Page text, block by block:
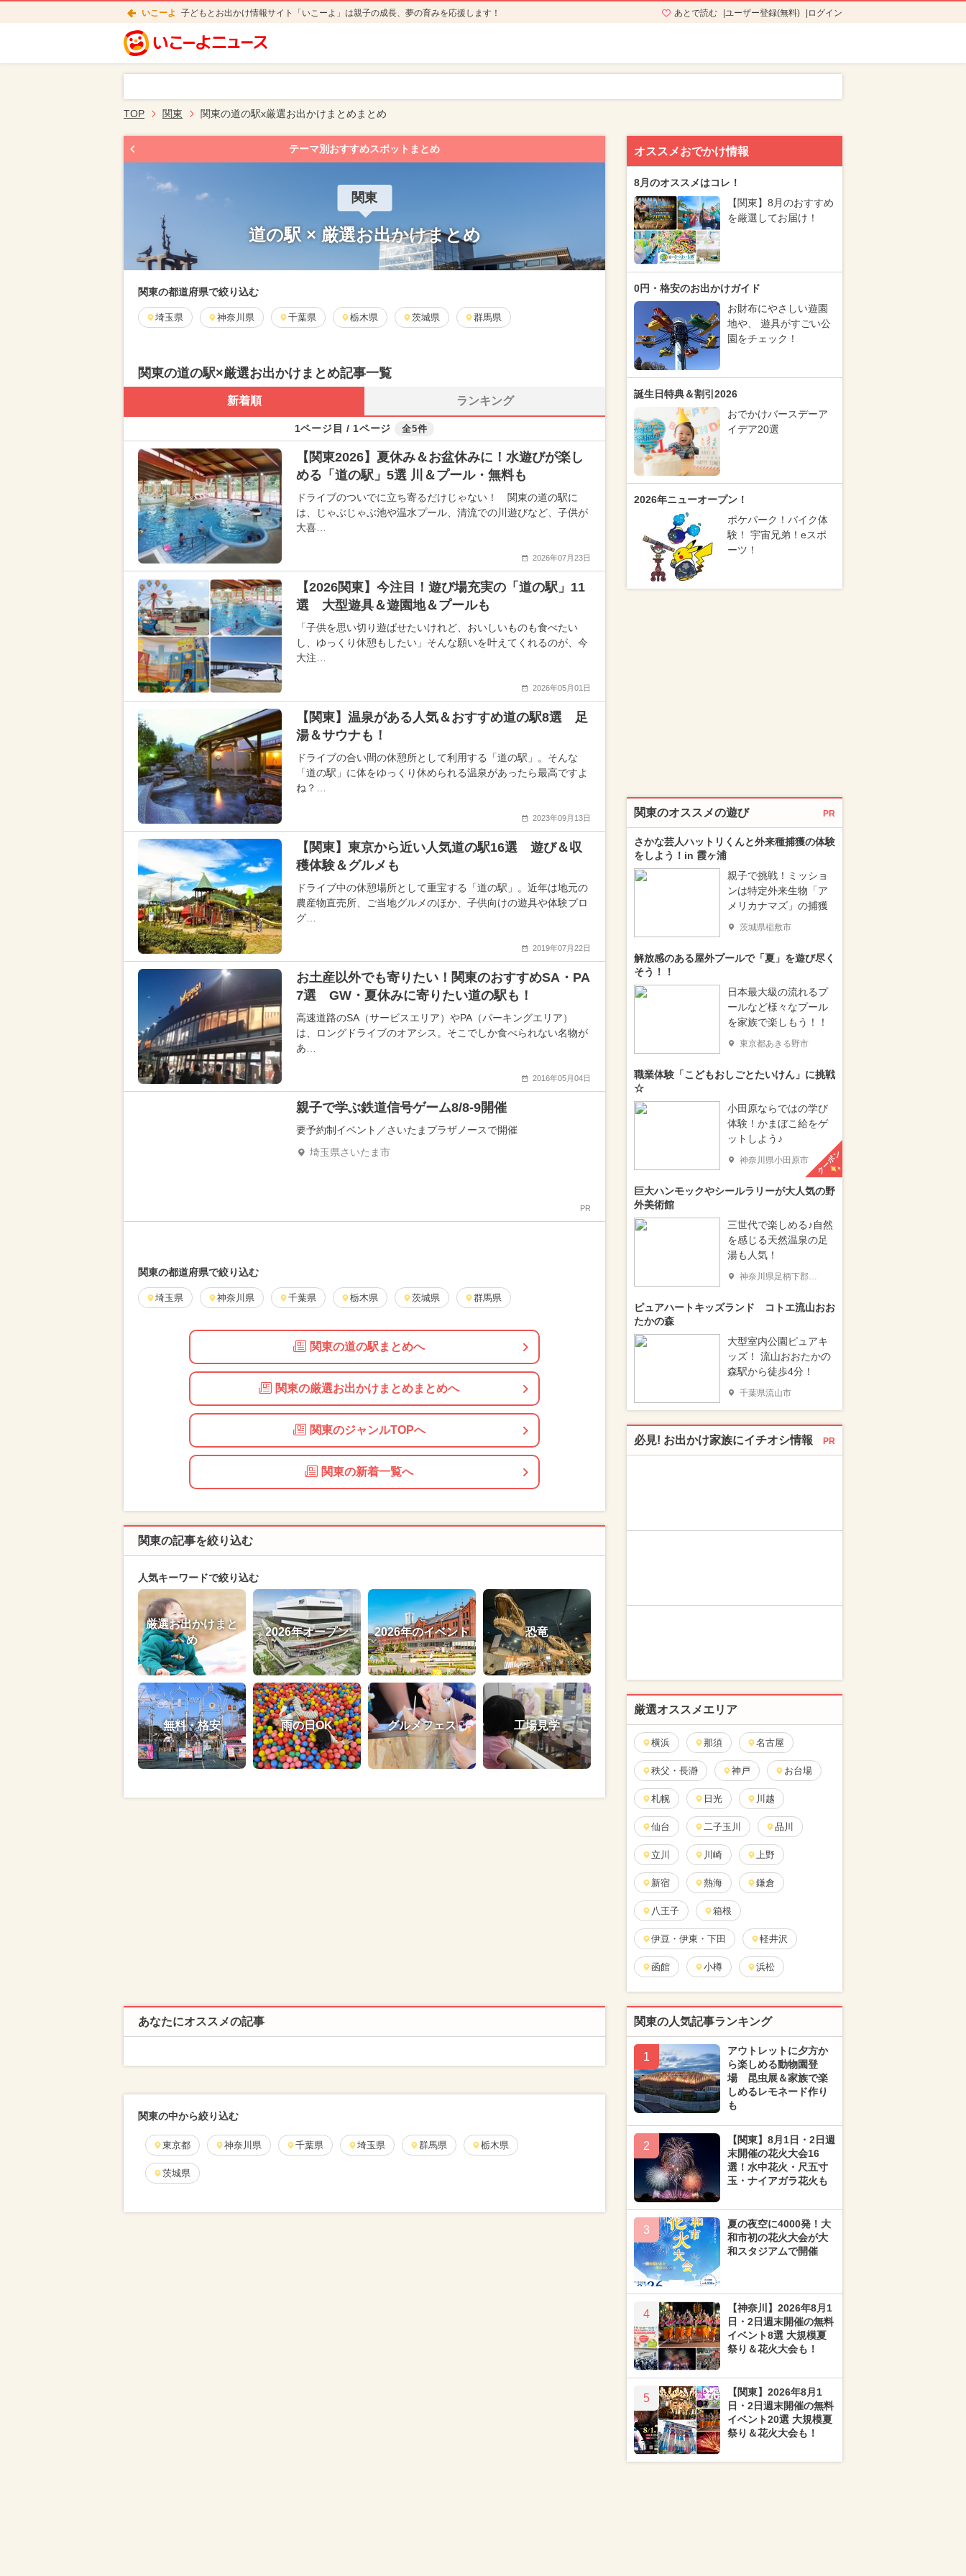
いこーよ 子どもとお出かけ情報サイト「いこーよ」は親子の成長、夢の育みを応援します！ あとで読む ユーザー登録(無料) ログイン
TOP 関東 関東の道の駅x厳選お出かけまとめまとめ
テーマ別おすすめスポットまとめ
関東
道の駅 × 厳選お出かけまとめ
関東の都道府県で絞り込む
埼玉県 神奈川県 千葉県 栃木県 茨城県 群馬県
関東の道の駅×厳選お出かけまとめ記事一覧
新着順 ランキング
1ページ目 / 1ページ 全5件
【関東2026】夏休み＆お盆休みに！水遊びが楽し
める「道の駅」5選 川＆プール・無料も
ドライブのついでに立ち寄るだけじゃない！ 関東の道の駅に
は、じゃぶじゃぶ池や温水プール、清流での川遊びなど、子供が
大喜…
2026年07月23日
【2026関東】今注目！遊び場充実の「道の駅」11
選 大型遊具＆遊園地＆プールも
「子供を思い切り遊ばせたいけれど、おいしいものも食べたい
し、ゆっくり休憩もしたい」そんな願いを叶えてくれるのが、今
大注…
2026年05月01日
【関東】温泉がある人気＆おすすめ道の駅8選 足
湯＆サウナも！
ドライブの合い間の休憩所として利用する「道の駅」。そんな
「道の駅」に体をゆっくり休められる温泉があったら最高ですよ
ね？…
2023年09月13日
【関東】東京から近い人気道の駅16選 遊び＆収
穫体験＆グルメも
ドライブ中の休憩場所として重宝する「道の駅」。近年は地元の
農産物直売所、ご当地グルメのほか、子供向けの遊具や体験プロ
グ…
2019年07月22日
お土産以外でも寄りたい！関東のおすすめSA・PA
7選 GW・夏休みに寄りたい道の駅も！
高速道路のSA（サービスエリア）やPA（パーキングエリア）
は、ロングドライブのオアシス。そこでしか食べられない名物が
あ…
2016年05月04日
親子で学ぶ鉄道信号ゲーム8/8-9開催
要予約制イベント／さいたまプラザノースで開催
埼玉県さいたま市
PR
関東の都道府県で絞り込む
埼玉県 神奈川県 千葉県 栃木県 茨城県 群馬県
関東の道の駅まとめへ
関東の厳選お出かけまとめまとめへ
関東のジャンルTOPへ
関東の新着一覧へ
関東の記事を絞り込む
人気キーワードで絞り込む
厳選お出かけまと
め
2026年オープン 2026年のイベント 恐竜
無料・格安 雨の日OK グルメフェス 工場見学
あなたにオススメの記事
関東の中から絞り込む
東京都 神奈川県 千葉県 埼玉県 群馬県 栃木県
茨城県
オススメおでかけ情報
8月のオススメはコレ！
【関東】8月のおすすめ
を厳選してお届け！
0円・格安のお出かけガイド
お財布にやさしい遊園
地や、 遊具がすごい公
園をチェック！
誕生日特典＆割引2026
おでかけバースデーア
イデア20選
2026年ニューオープン！
ポケパーク！バイク体
験！ 宇宙兄弟！eスポ
ーツ！
関東のオススメの遊び PR
さかな芸人ハットリくんと外来種捕獲の体験
をしよう！in 霞ヶ浦
親子で挑戦！ミッショ
ンは特定外来生物「ア
メリカナマズ」の捕獲
茨城県稲敷市
解放感のある屋外プールで「夏」を遊び尽く
そう！！
日本最大級の流れるプ
ールなど様々なプール
を家族で楽しもう！！
東京都あきる野市
職業体験「こどもおしごとたいけん」に挑戦
☆
小田原ならではの学び
体験！かまぼこ給をゲ
ットしよう♪
神奈川県小田原市 クーポン
巨大ハンモックやシールラリーが大人気の野
外美術館
三世代で楽しめる♪自然
を感じる天然温泉の足
湯も人気！
神奈川県足柄下郡箱根町
ピュアハートキッズランド コトエ流山おお
たかの森
大型室内公園ピュアキ
ッズ！ 流山おおたかの
森駅から徒歩4分！
千葉県流山市
必見! お出かけ家族にイチオシ情報 PR
厳選オススメエリア
横浜 那須 名古屋
秩父・長瀞 神戸 お台場
札幌 日光 川越
仙台 二子玉川 品川
立川 川崎 上野
新宿 熱海 鎌倉
八王子 箱根
伊豆・伊東・下田 軽井沢
函館 小樽 浜松
関東の人気記事ランキング
1
アウトレットに夕方か
ら楽しめる動物園登
場 昆虫展＆家族で楽
しめるレモネード作り
も
2
【関東】8月1日・2日週
末開催の花火大会16
選！水中花火・尺五寸
玉・ナイアガラ花火も
3
夏の夜空に4000発！大
和市初の花火大会が大
和スタジアムで開催
4
【神奈川】2026年8月1
日・2日週末開催の無料
イベント8選 大規模夏
祭り＆花火大会も！
5
【関東】2026年8月1
日・2日週末開催の無料
イベント20選 大規模夏
祭り＆花火大会も！